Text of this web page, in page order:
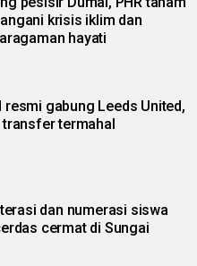
krisis iklim dan
hayati
gabung Leeds United,
termahal
dan numerasi siswa
cermat di Sungai